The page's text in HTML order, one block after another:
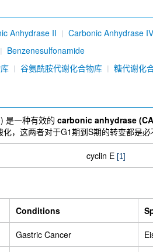
Anhydrase II Carbonic Anhydrase IV
Benzenesulfonamide
谷氨酰胺代谢化合物库 糖代谢化
是一种有效的 carbonic anhydrase
化，这两者对于G1期到S期的转变都是必
cyclin E [1]
Conditions
Gastric Cancer